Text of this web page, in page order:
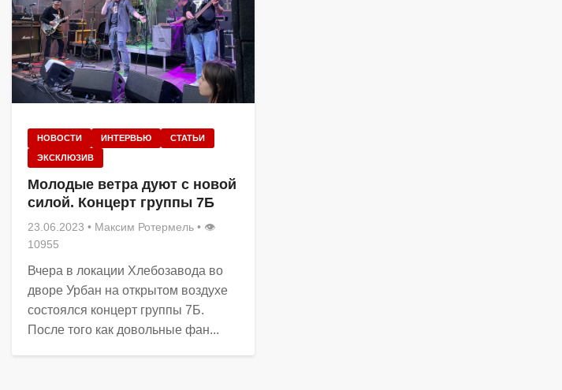
НОВОСТИ ИНТЕРВЬЮ СТАТЬИ
ЭКСКЛЮЗИВ
Молодые ветра дуют с новой
силой. Концерт группы 7Б
23.06.2023 • Максим Ротермель • 👁
10955
Вчера в локации Хлебозавода во
дворе Урбан на открытом воздухе
состоялся концерт группы 7Б.
После того как довольные фан...